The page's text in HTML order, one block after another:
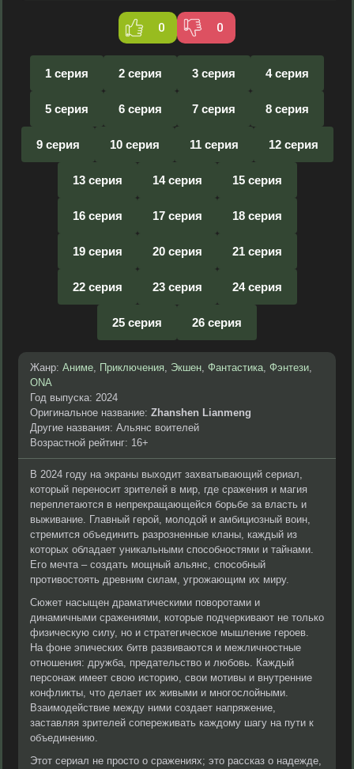
0 0
1 серия 2 серия 3 серия 4 серия
5 серия 6 серия 7 серия 8 серия
9 серия 10 серия 11 серия 12 серия
13 серия 14 серия 15 серия
16 серия 17 серия 18 серия
19 серия 20 серия 21 серия
22 серия 23 серия 24 серия
25 серия 26 серия
Жанр: Аниме, Приключения, Экшен, Фантастика, Фэнтези,
ONA
Год выпуска: 2024
Оригинальное название: Zhanshen Lianmeng
Другие названия: Альянс воителей
Возрастной рейтинг: 16+
В 2024 году на экраны выходит захватывающий сериал,
который переносит зрителей в мир, где сражения и магия
переплетаются в непрекращающейся борьбе за власть и
выживание. Главный герой, молодой и амбициозный воин,
стремится объединить разрозненные кланы, каждый из
которых обладает уникальными способностями и тайнами.
Его мечта – создать мощный альянс, способный
противостоять древним силам, угрожающим их миру.
Сюжет насыщен драматическими поворотами и
динамичными сражениями, которые подчеркивают не только
физическую силу, но и стратегическое мышление героев.
На фоне эпических битв развиваются и межличностные
отношения: дружба, предательство и любовь. Каждый
персонаж имеет свою историю, свои мотивы и внутренние
конфликты, что делает их живыми и многослойными.
Взаимодействие между ними создает напряжение,
заставляя зрителей сопереживать каждому шагу на пути к
объединению.
Этот сериал не просто о сражениях; это рассказ о надежде,